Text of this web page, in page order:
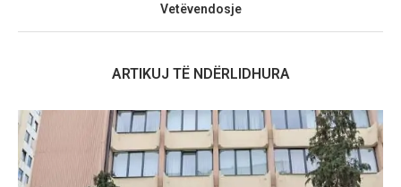
Vetëvendosje
ARTIKUJ TË NDËRLIDHURA